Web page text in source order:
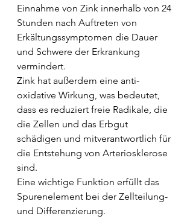
Einnahme von Zink innerhalb von 24
Stunden nach Auftreten von
Erkältungssymptomen die Dauer
und Schwere der Erkrankung
vermindert.
Zink hat außerdem eine anti-
oxidative Wirkung, was bedeutet,
dass es reduziert freie Radikale, die
die Zellen und das Erbgut
schädigen und mitverantwortlich für
die Entstehung von Arteriosklerose
sind.
Eine wichtige Funktion erfüllt das
Spurenelement bei der Zellteilung-
und Differenzierung.